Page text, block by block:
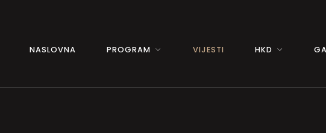
NASLOVNA PROGRAM VIJESTI HKD